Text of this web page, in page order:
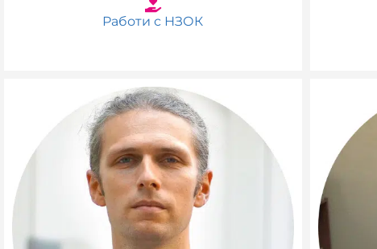
Работи с НЗОК